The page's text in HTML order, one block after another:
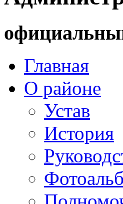
Главная
О районе
Устав
История